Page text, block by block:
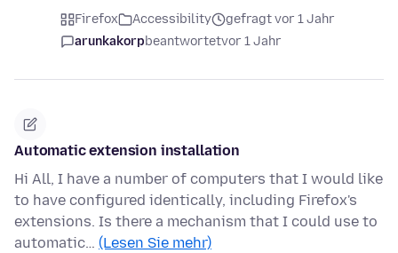
Firefox Accessibility
gefragt vor 1 Jahr
arunkakorpbeantwortetvor 1 Jahr
Automatic extension installation
Hi All, I have a number of computers that I would like
to have configured identically, including Firefox's
extensions. Is there a mechanism that I could use to
automatic… (Lesen Sie mehr)